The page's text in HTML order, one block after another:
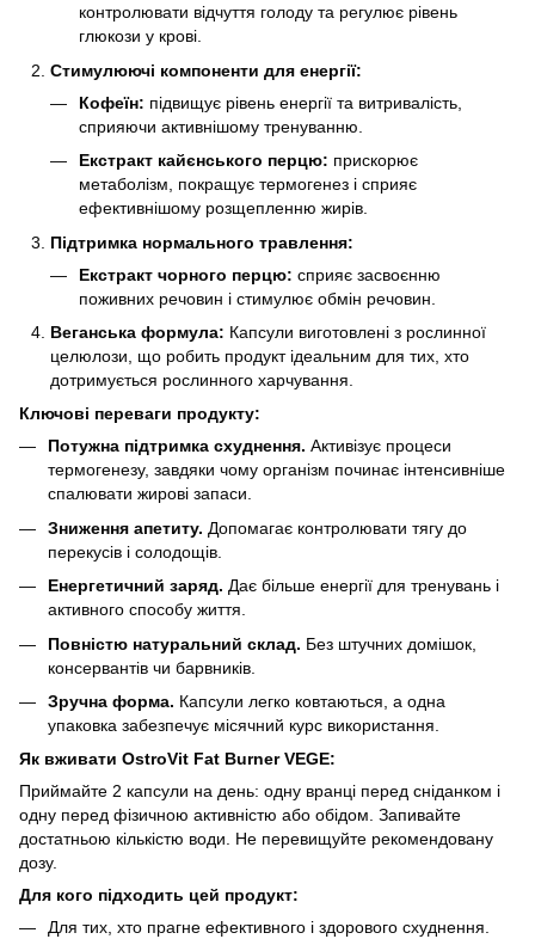
контролювати відчуття голоду та регулює рівень
глюкози у крові.
Стимулюючі компоненти для енергії:
Кофеїн: підвищує рівень енергії та витривалість,
сприяючи активнішому тренуванню.
Екстракт кайєнського перцю: прискорює
метаболізм, покращує термогенез і сприяє
ефективнішому розщепленню жирів.
Підтримка нормального травлення:
Екстракт чорного перцю: сприяє засвоєнню
поживних речовин і стимулює обмін речовин.
Веганська формула: Капсули виготовлені з рослинної
целюлози, що робить продукт ідеальним для тих, хто
дотримується рослинного харчування.
Ключові переваги продукту:
Потужна підтримка схуднення. Активізує процеси
термогенезу, завдяки чому організм починає інтенсивніше
спалювати жирові запаси.
Зниження апетиту. Допомагає контролювати тягу до
перекусів і солодощів.
Енергетичний заряд. Дає більше енергії для тренувань і
активного способу життя.
Повністю натуральний склад. Без штучних домішок,
консервантів чи барвників.
Зручна форма. Капсули легко ковтаються, а одна
упаковка забезпечує місячний курс використання.
Як вживати OstroVit Fat Burner VEGE:
Приймайте 2 капсули на день: одну вранці перед сніданком і
одну перед фізичною активністю або обідом. Запивайте
достатньою кількістю води. Не перевищуйте рекомендовану
дозу.
Для кого підходить цей продукт:
Для тих, хто прагне ефективного і здорового схуднення.